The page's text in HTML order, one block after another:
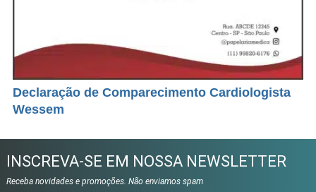
Declaração de Comparecimento Cardiologista
Wessem
INSCREVA-SE EM NOSSA NEWSLETTER
Receba novidades e promoções. Não enviamos spam